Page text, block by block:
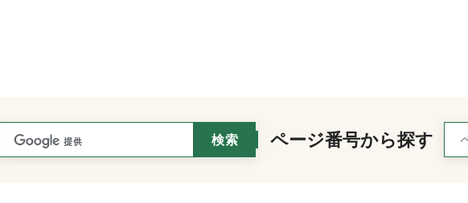
ページ番号から探す